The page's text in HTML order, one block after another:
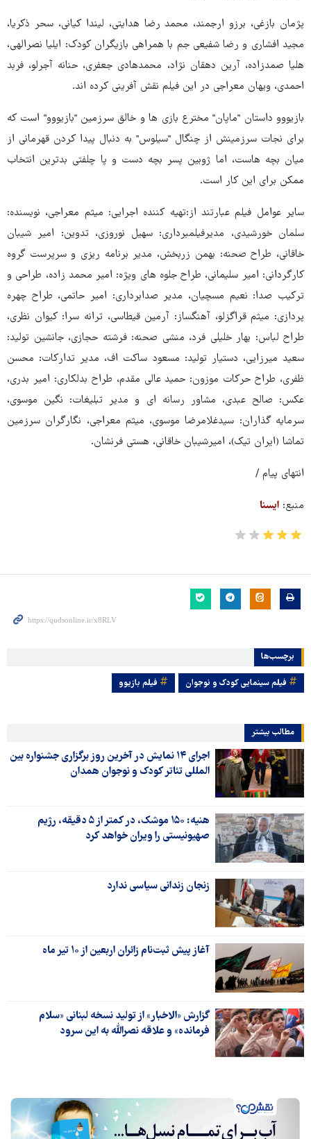
پژمان بازغی، برزو ارجمند، محمد رضا هدایتی، لیندا کیانی، سحر ذکریا،
مجید افشاری و رضا شفیعی جم با همراهی بازیگران کودک: ایلیا نصرالهی،
هلیا صمدزاده، آرین دهقان نژاد، محمدهادی جعفری، حنانه آجرلو، فربد
احمدی، ویهان معراجی در این فیلم نقش آفرینی کرده اند.
بازیووو داستان "ماپان" مخترع بازی ها و خالق سرزمین "بازیووو" است که
برای نجات سرزمینش از چنگال "سیلوس" به دنبال پیدا کردن قهرمانی از
میان بچه هاست، اما ژوبین پسر بچه دست و پا چلفتی بدترین انتخاب
ممکن برای این کار است.
سایر عوامل فیلم عبارتند از:تهیه کننده اجرایی: میثم معراجی، نویسنده:
سلمان خورشیدی، مدیرفیلمبرداری: سهیل نوروزی، تدوین: امیر شیبان
خاقانی، طراح صحنه: بهمن زربخش، مدیر برنامه ریزی و سرپرست گروه
کارگردانی: امیر سلیمانی، طراح جلوه های ویژه: امیر محمد زاده، طراحی و
ترکیب صدا: نعیم مسچیان، مدیر صدابرداری: امیر حاتمی، طراح چهره
پردازی: میثم قراگزلو، آهنگساز: آرمین قیطاسی، ترانه سرا: کیوان نظری،
طراح لباس: بهار خلیلی فرد، منشی صحنه: فرشته حجازی، جانشین تولید:
سعید میرزایی، دستیار تولید: مسعود ساکت اف، مدیر تدارکات: محسن
ظفری، طراح حرکات موزون: حمید عالی مقدم، طراح بدلکاری: امیر بدری،
عکس: صالح عبدی، مشاور رسانه ای و مدیر تبلیغات: نگین موسوی،
سرمایه گذاران: سیدغلامرضا موسوی، میثم معراجی، نگارگران سرزمین
تماشا (ایران تیک)، امیرشیبان خاقانی، هستی فرنشان.
انتهای پیام /
منبع: ایسنا
برچسب‌ها
فیلم سینمایی کودک و نوجوان فیلم بازیوو
مطالب بیشتر
اجرای ۱۴ نمایش در آخرین روز برگزاری جشنواره بین
المللی تئاتر کودک و نوجوان همدان
هنیه: ۱۵۰ موشک، در کمتر از ۵ دقیقه، رژیم
صهیونیستی را ویران خواهد کرد
زنجان زندانی سیاسی ندارد
آغاز پیش‌ ثبت‌نام زائران اربعین از ۱۰ تیر ماه
گزارش «الاخبار» از تولید نسخه لبنانی «سلام
فرمانده» و علاقه نصرالله به این سرود